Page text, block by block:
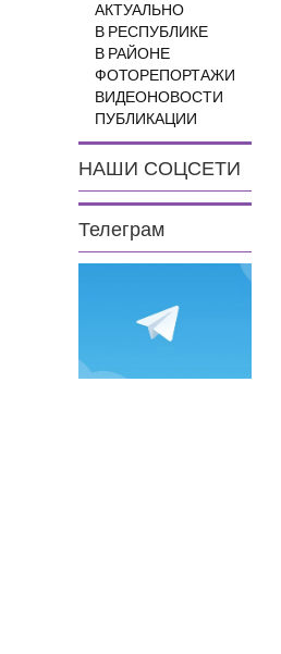
АКТУАЛЬНО
В РЕСПУБЛИКЕ
В РАЙОНЕ
ФОТОРЕПОРТАЖИ
ВИДЕОНОВОСТИ
ПУБЛИКАЦИИ
НАШИ СОЦСЕТИ
Телеграм